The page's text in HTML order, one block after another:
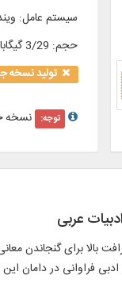
سیستم عامل:
حجم: 3/29 گیگابایت
تولید نسخه
توجه: نسخه
عربی
بالا برای
فراوانی در دامان این